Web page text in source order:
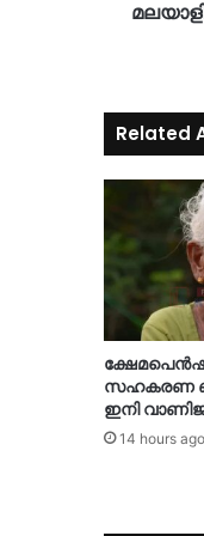
Related
സഹകരണ
ഇനി
14 hours ago